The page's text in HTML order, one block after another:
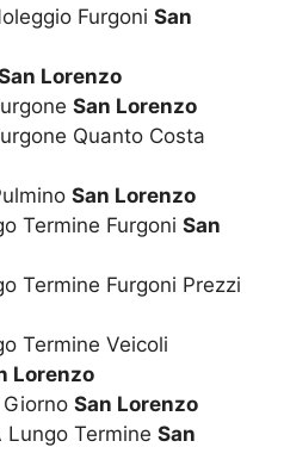
Furgoni San
Lorenzo
San Lorenzo
Quanto Costa
San Lorenzo
Termine Furgoni San
Termine Furgoni Prezzi
Termine Veicoli
Lorenzo
San Lorenzo
Termine San